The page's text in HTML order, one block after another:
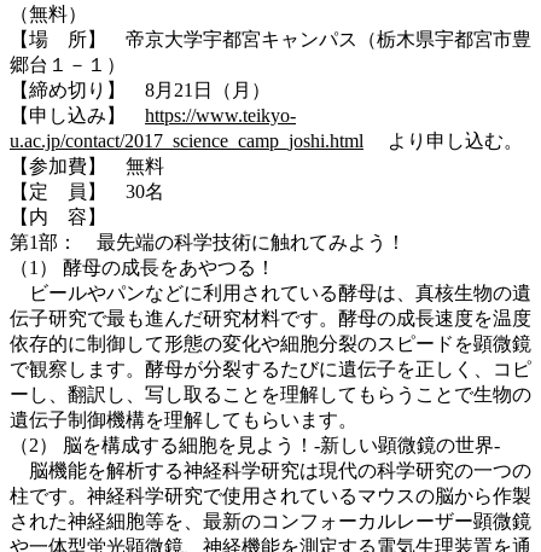
（無料）
【場 所】 帝京大学宇都宮キャンパス（栃木県宇都宮市豊
郷台１－１）
【締め切り】 8月21日（月）
【申し込み】 https://www.teikyo-
u.ac.jp/contact/2017_science_camp_joshi.html より申し込む。
【参加費】 無料
【定 員】 30名
【内 容】
第1部： 最先端の科学技術に触れてみよう！
（1） 酵母の成長をあやつる！
ビールやパンなどに利用されている酵母は、真核生物の遺
伝子研究で最も進んだ研究材料です。酵母の成長速度を温度
依存的に制御して形態の変化や細胞分裂のスピードを顕微鏡
で観察します。酵母が分裂するたびに遺伝子を正しく、コピ
ーし、翻訳し、写し取ることを理解してもらうことで生物の
遺伝子制御機構を理解してもらいます。
（2） 脳を構成する細胞を見よう！-新しい顕微鏡の世界-
脳機能を解析する神経科学研究は現代の科学研究の一つの
柱です。神経科学研究で使用されているマウスの脳から作製
された神経細胞等を、最新のコンフォーカルレーザー顕微鏡
や一体型蛍光顕微鏡、神経機能を測定する電気生理装置を通